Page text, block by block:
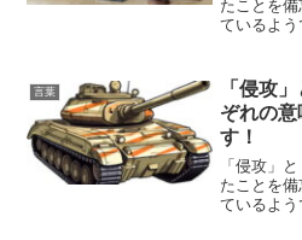
たことを
ているよう
言葉
「侵攻
ぞれの意
す！
「侵攻」
たことを
ているよ